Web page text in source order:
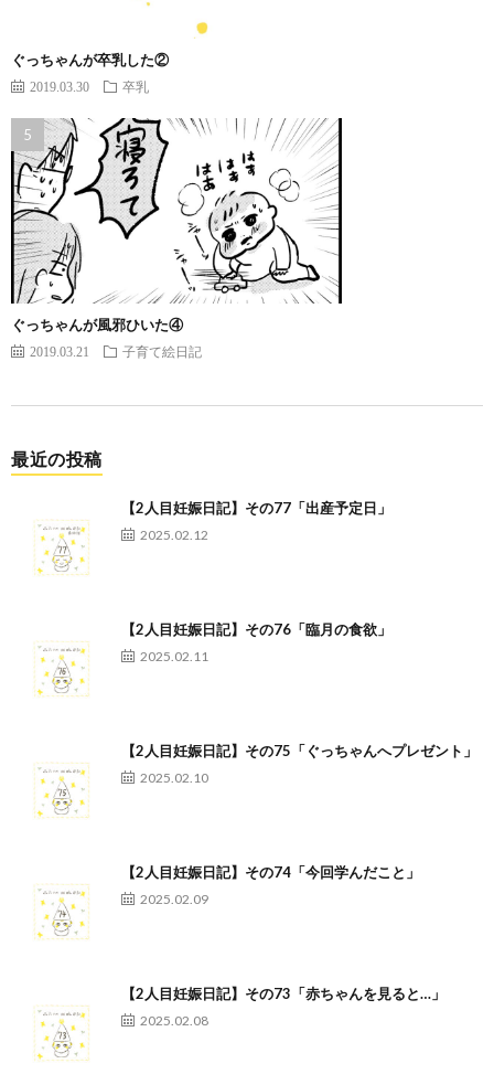
ぐっちゃんが卒乳した②
2019.03.30 卒乳
ぐっちゃんが風邪ひいた④
2019.03.21 子育て絵日記
最近の投稿
【2人目妊娠日記】その77「出産予定日」
2025.02.12
【2人目妊娠日記】その76「臨月の食欲」
2025.02.11
【2人目妊娠日記】その75「ぐっちゃんへプレゼント」
2025.02.10
【2人目妊娠日記】その74「今回学んだこと」
2025.02.09
【2人目妊娠日記】その73「赤ちゃんを見ると…」
2025.02.08